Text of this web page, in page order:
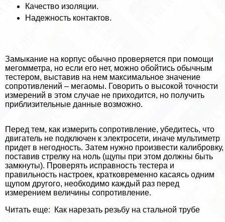
Качество изоляции.
Надежность контактов.
Замыкание на корпус обычно проверяется при помощи
мегомметра, но если его нет, можно обойтись обычным
тестером, выставив на нем максимальное значение
сопротивлений – мегаомы. Говорить о высокой точности
измерений в этом случае не приходится, но получить
приблизительные данные возможно.
Перед тем, как измерить сопротивление, убедитесь, что
двигатель не подключен к электросети, иначе мультиметр
придет в негодность. Затем нужно произвести калибровку,
поставив стрелку на ноль (щупы при этом должны быть
замкнуты). Проверять исправность тестера и
правильность настроек, кратковременно касаясь одним
щупом другого, необходимо каждый раз перед
измерением величины сопротивление.
Читать еще:
Как нарезать резьбу на стальной трубе